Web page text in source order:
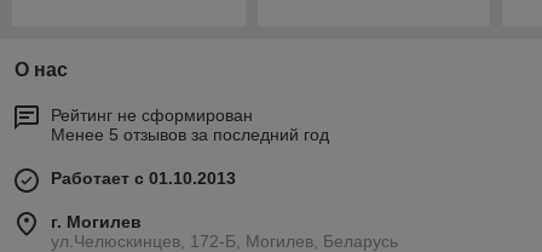
О нас
Рейтинг не сформирован
Менее 5 отзывов за последний год
Работает с 01.10.2013
г. Могилев
ул.Челюскинцев, 172-Б, Могилев, Беларусь